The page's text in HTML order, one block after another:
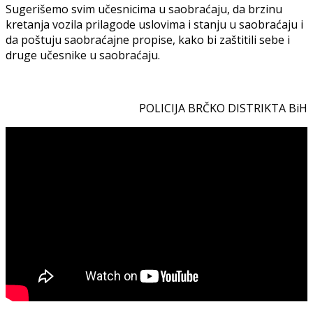
Sugerišemo svim učesnicima u saobraćaju, da brzinu
kretanja vozila prilagode uslovima i stanju u saobraćaju i
da poštuju saobraćajne propise, kako bi zaštitili sebe i
druge učesnike u saobraćaju.
POLICIJA BRČKO DISTRIKTA BiH